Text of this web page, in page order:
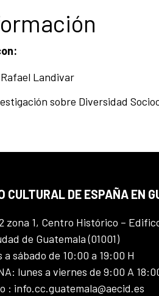
Landivar
sobre Diversidad
CULTURAL DE ESPAÑA EN
zona 1, Centro Histórico –
de Guatemala (01001)
a sábado de 10:00 a 19:00 H
lunes a viernes de 9:00 A
: info.cc.guatemala@aecid.es